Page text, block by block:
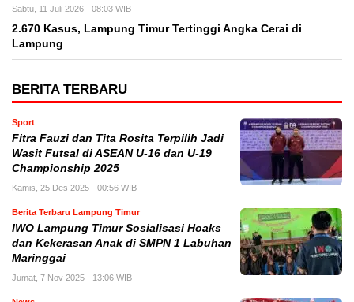
Sabtu, 11 Juli 2026 - 08:03 WIB
2.670 Kasus, Lampung Timur Tertinggi Angka Cerai di
Lampung
BERITA TERBARU
Sport
Fitra Fauzi dan Tita Rosita Terpilih Jadi
Wasit Futsal di ASEAN U-16 dan U-19
Championship 2025
Kamis, 25 Des 2025 - 00:56 WIB
Berita Terbaru Lampung Timur
IWO Lampung Timur Sosialisasi Hoaks
dan Kekerasan Anak di SMPN 1 Labuhan
Maringgai
Jumat, 7 Nov 2025 - 13:06 WIB